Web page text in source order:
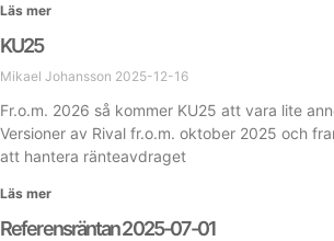
Läs mer
KU25
Mikael Johansson 2025-12-16
Fr.o.m. 2026 så kommer KU25 att vara lite
Versioner av Rival fr.o.m. oktober 2025 och
att hantera ränteavdraget
Läs mer
Referensräntan 2025-07-01